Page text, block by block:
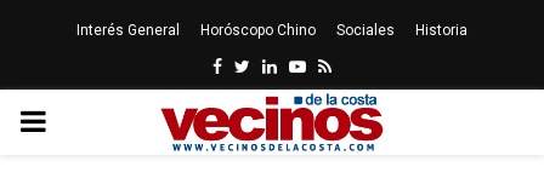
Interés General Horóscopo Chino Sociales Historia
Facebook
Twitter
LinkedinYoutube
Rss
PRIMARY